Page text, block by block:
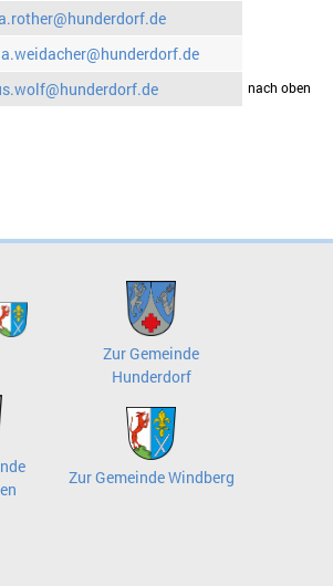
drucken nach oben
Zur Gemeinde
Hunderdorf
Zur Gemeinde Windberg